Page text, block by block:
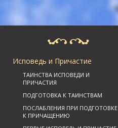
Исповедь и Причастие
ТАИНСТВА ИСПОВЕДИ И
ПРИЧАСТИЯ
ПОДГОТОВКА К ТАИНСТВАМ
ПОСЛАБЛЕНИЯ ПРИ ПОДГОТОВКЕ
К ПРИЧАЩЕНИЮ